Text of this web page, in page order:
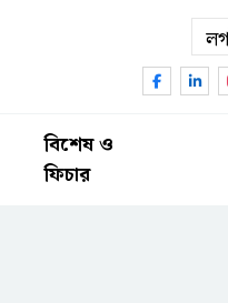
বিশেষ ও
ফিচার